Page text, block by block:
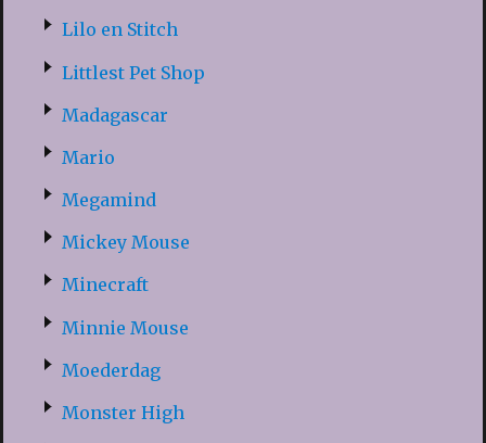
Lilo en Stitch
Littlest Pet Shop
Madagascar
Mario
Megamind
Mickey Mouse
Minecraft
Minnie Mouse
Moederdag
Monster High